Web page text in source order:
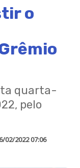
o
quarta-
pelo
02/2022 07:06